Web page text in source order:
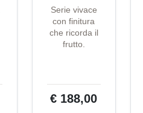
Serie vivace
con finitura
che ricorda il
frutto.
€ 188,00